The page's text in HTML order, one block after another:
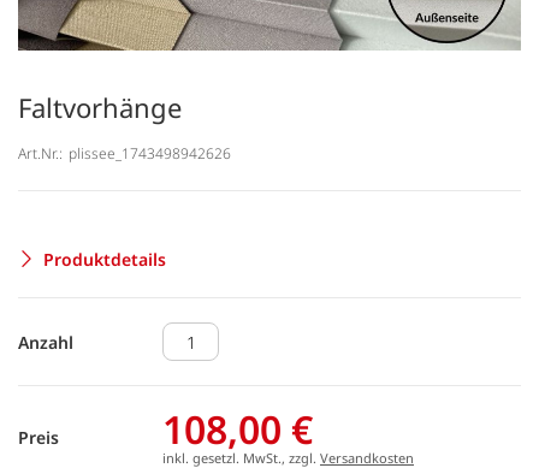
Faltvorhänge
Art.Nr.: plissee_1743498942626
Produktdetails
Anzahl
Preis 108,00 €
inkl. gesetzl. MwSt., zzgl. Versandkosten